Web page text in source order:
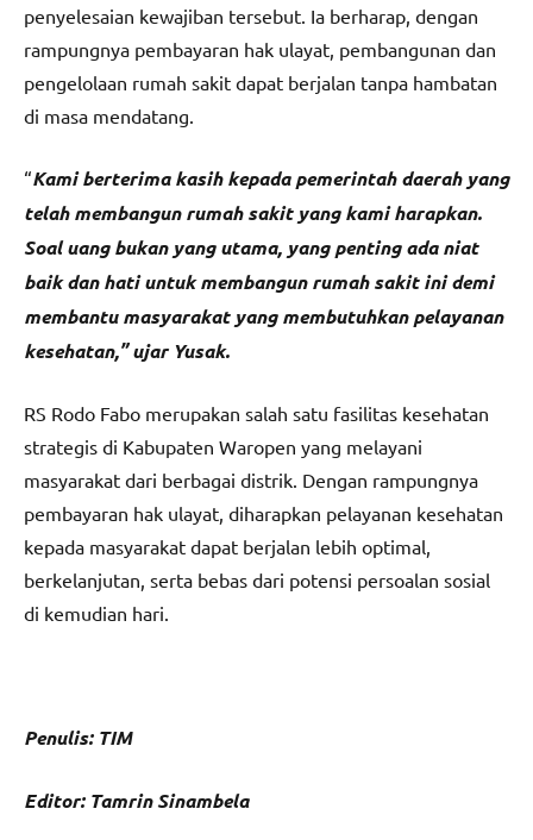
penyelesaian kewajiban tersebut. Ia berharap, dengan
rampungnya pembayaran hak ulayat, pembangunan dan
pengelolaan rumah sakit dapat berjalan tanpa hambatan
di masa mendatang.
“Kami berterima kasih kepada pemerintah daerah yang
telah membangun rumah sakit yang kami harapkan.
Soal uang bukan yang utama, yang penting ada niat
baik dan hati untuk membangun rumah sakit ini demi
membantu masyarakat yang membutuhkan pelayanan
kesehatan,” ujar Yusak.
RS Rodo Fabo merupakan salah satu fasilitas kesehatan
strategis di Kabupaten Waropen yang melayani
masyarakat dari berbagai distrik. Dengan rampungnya
pembayaran hak ulayat, diharapkan pelayanan kesehatan
kepada masyarakat dapat berjalan lebih optimal,
berkelanjutan, serta bebas dari potensi persoalan sosial
di kemudian hari.
Penulis: TIM
Editor: Tamrin Sinambela